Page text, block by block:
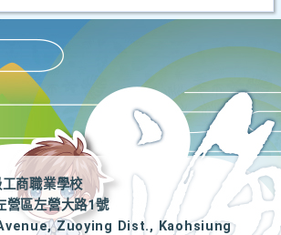
商職業學校
區左營大路1號
Zuoying Dist., Kaohsiung